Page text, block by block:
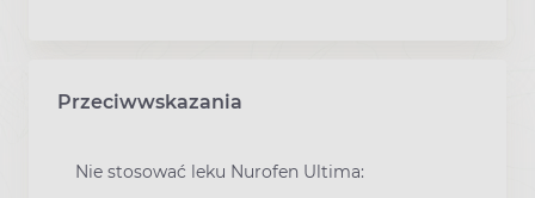
Przeciwwskazania
Nie stosować leku Nurofen Ultima: